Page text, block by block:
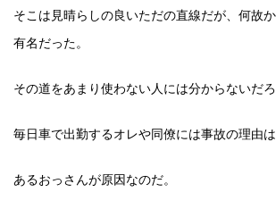
そこは見晴らしの良いただの直線だが、何故
有名だった。
その道をあまり使わない人には分からないだろ
毎日車で出勤するオレや同僚には事故の理由は
あるおっさんが原因なのだ。